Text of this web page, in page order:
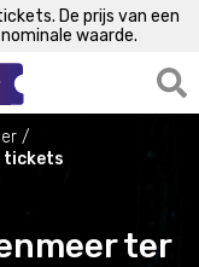
De prijs van een
waarde.
tickets
ter